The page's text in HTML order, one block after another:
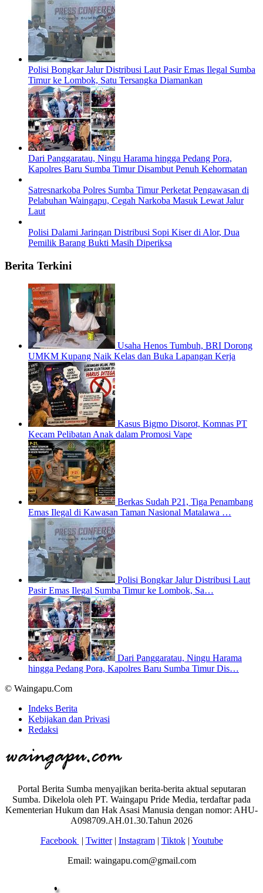
Polisi Bongkar Jalur Distribusi Laut Pasir Emas Ilegal Sumba
Timur ke Lombok, Satu Tersangka Diamankan
Dari Panggaratau, Ningu Harama hingga Pedang Pora,
Kapolres Baru Sumba Timur Disambut Penuh Kehormatan
Satresnarkoba Polres Sumba Timur Perketat Pengawasan di
Pelabuhan Waingapu, Cegah Narkoba Masuk Lewat Jalur
Laut
Polisi Dalami Jaringan Distribusi Sopi Kiser di Alor, Dua
Pemilik Barang Bukti Masih Diperiksa
Berita Terkini
Usaha Henos Tumbuh, BRI Dorong
UMKM Kupang Naik Kelas dan Buka Lapangan Kerja
Kasus Bigmo Disorot, Komnas PT
Kecam Pelibatan Anak dalam Promosi Vape
Berkas Sudah P21, Tiga Penambang
Emas Ilegal di Kawasan Taman Nasional Matalawa …
Polisi Bongkar Jalur Distribusi Laut
Pasir Emas Ilegal Sumba Timur ke Lombok, Sa…
Dari Panggaratau, Ningu Harama
hingga Pedang Pora, Kapolres Baru Sumba Timur Dis…
© Waingapu.Com
Indeks Berita
Kebijakan dan Privasi
Redaksi
Portal Berita Sumba menyajikan berita-berita aktual seputaran
Sumba. Dikelola oleh PT. Waingapu Pride Media, terdaftar pada
Kementerian Hukum dan Hak Asasi Manusia dengan nomor: AHU-
A098709.AH.01.30.Tahun 2026
Facebook | Twitter| Instagram| Tiktok| Youtube
Email: waingapu.com@gmail.com